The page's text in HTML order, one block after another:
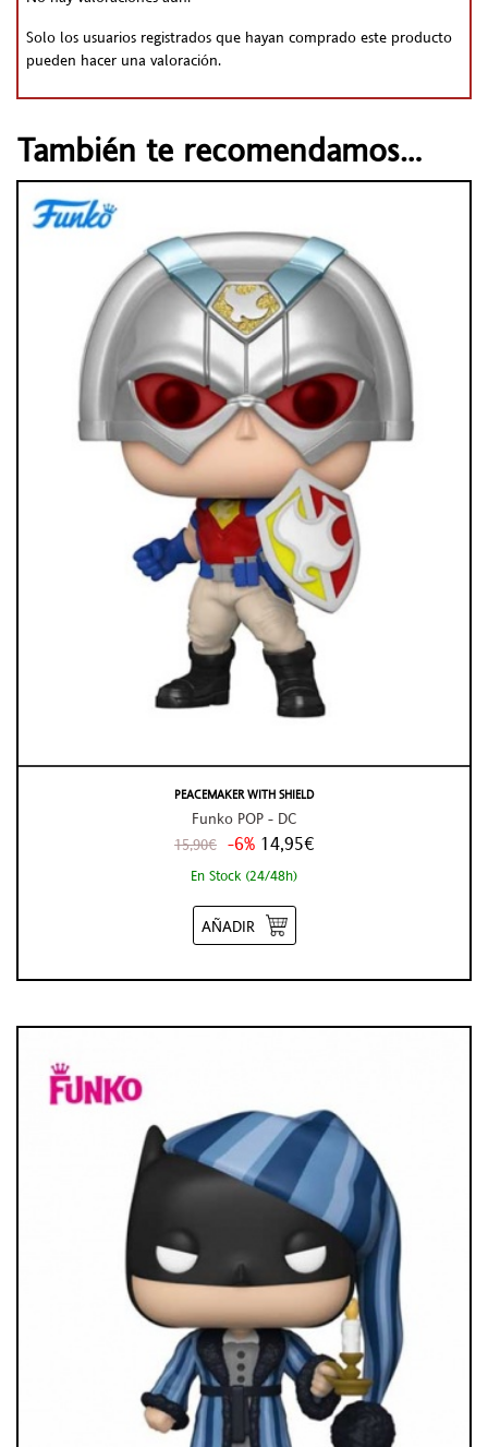
Solo los usuarios registrados que hayan comprado este producto
pueden hacer una valoración.
También te recomendamos…
PEACEMAKER WITH SHIELD
Funko POP - DC
15,90€ -6% 14,95€
En Stock (24/48h)
AÑADIR